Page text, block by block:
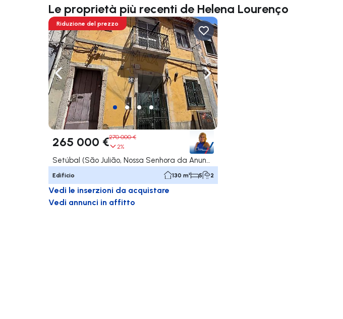
Le proprietà più recenti de Helena Lourenço
Naviga a sinistra Naviga a destra
Riduzione del prezzo
265 000 €270 000 €
2%
Edificio 130 m² 5 2
Vedi le inserzioni da acquistare
Vedi annunci in affitto